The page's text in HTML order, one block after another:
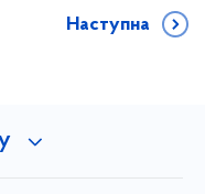
Наступна